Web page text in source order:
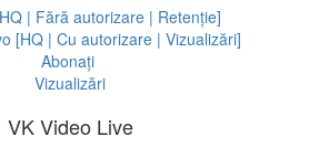
| Fără autorizare | Retenție]
[HQ | Cu autorizare | Vizualizări]
Abonați
Vizualizări
VK Video Live